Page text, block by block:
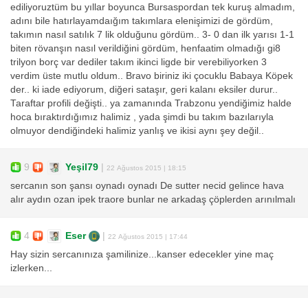
ediliyoruztüm bu yıllar boyunca Bursaspordan tek kuruş almadım,
adını bile hatırlayamdaığım takımlara elenişimizi de gördüm,
takımın nasıl satılık 7 lik olduğunu gördüm.. 3- 0 dan ilk yarısı 1-1
biten rövanşın nasıl verildiğini gördüm, henfaatim olmadığı gi8
trilyon borç var dediler takım ikinci ligde bir verebiliyorken 3
verdim üste mutlu oldum.. Bravo biriniz iki çocuklu Babaya Köpek
der.. ki iade ediyorum, diğeri sataşır, geri kalanı eksiler durur..
Taraftar profili değişti.. ya zamanında Trabzonu yendiğimiz halde
hoca bıraktırdığımız halimiz , yada şimdi bu takım bazılarıyla
olmuyor dendiğindeki halimiz yanlış ve ikisi aynı şey değil..
9 Yeşil79 22 Ağustos 2015 | 18:15
sercanın son şansı oynadı oynadı De sutter necid gelince hava
alır aydın ozan ipek traore bunlar ne arkadaş çöplerden arınılmalı
4 Eser 22 Ağustos 2015 | 17:44
Hay sizin sercanınıza şamilinize...kanser edecekler yine maç
izlerken...